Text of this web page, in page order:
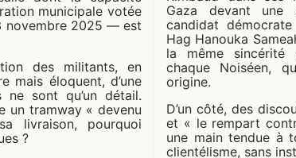
municipale votée
novembre 2025 — est
des militants, en
mais éloquent, d’une
sont qu’un détail.
un tramway « devenu
livraison, pourquoi
?
Gaza devant une
candidat
Hag Hanouka
la même sincérité
chaque Noiséen,
origine.
D’un côté, des
et « le rempart
une main tendue à
clientélisme, sans